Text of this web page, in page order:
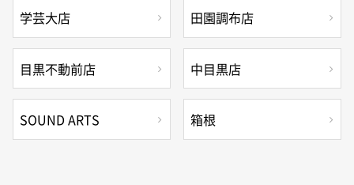
学芸大店 田園調布店
目黒不動前店 中目黒店
SOUND ARTS 箱根